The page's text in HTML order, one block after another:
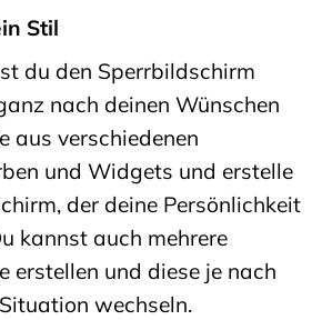
Stil
du den Sperrbildschirm
nach deinen Wünschen
aus verschiedenen
und Widgets und erstelle
der deine Persönlichkeit
kannst auch mehrere
erstellen und diese je nach
wechseln.